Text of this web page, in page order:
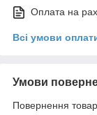
Оплата на
Всі умови
Умови
Повернення